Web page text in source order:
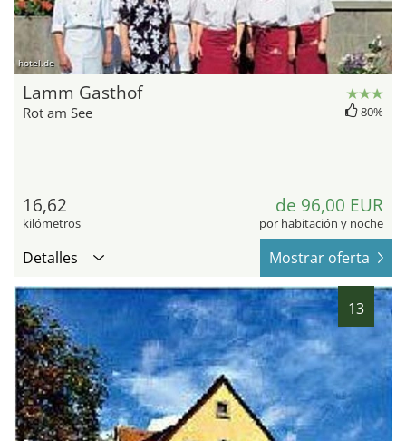
hotel.de
Lamm Gasthof
Rot am See 80%
16,62
kilómetros
de 96,00 EUR
por habitación y noche
Detalles Mostrar oferta
13